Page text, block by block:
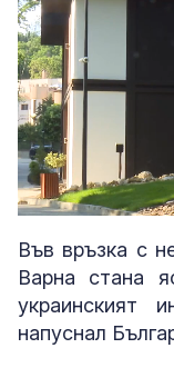
Unmute
Във връзка с
Варна стана
украинският
напуснал